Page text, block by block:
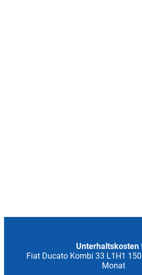
Unterhaltskosten
Fiat Ducato Kombi 33 L1H1
Monat